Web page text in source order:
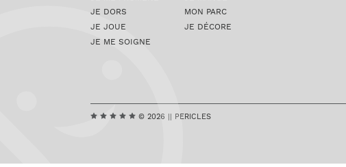
JE DORS
JE JOUE
JE ME SOIGNE
MON PARC
JE DÉCORE
© 2026 || PERICLES